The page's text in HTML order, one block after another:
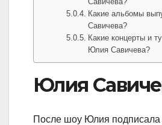
Какие альбомы
Савичева?
Какие концерты и
Юлия Савичева?
Юлия
После шоу Юлия подписала